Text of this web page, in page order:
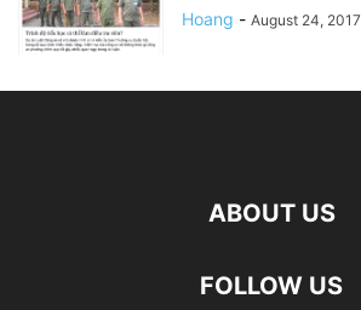
Hoang - August 24, 2017
ABOUT US
FOLLOW US